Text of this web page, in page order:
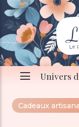
Univers
Cadeaux